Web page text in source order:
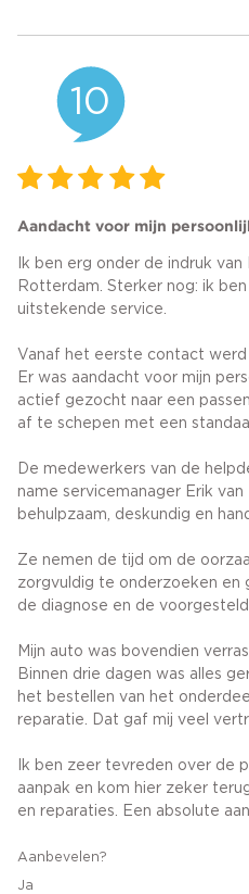
10
Aandacht voor mijn
Ik ben erg onder de indruk van
Rotterdam. Sterker nog: ik
uitstekende service.
Vanaf het eerste contact
Er was aandacht voor mijn
actief gezocht naar een
af te schepen met een
De medewerkers van de
name servicemanager Erik
behulpzaam, deskundig en
Ze nemen de tijd om de
zorgvuldig te onderzoeken en
de diagnose en de
Mijn auto was bovendien
Binnen drie dagen was alles
het bestellen van het
reparatie. Dat gaf mij veel
Ik ben zeer tevreden over de
aanpak en kom hier zeker
en reparaties. Een absolute
Aanbevelen?
Ja